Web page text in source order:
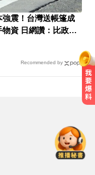
強震！台灣送帳篷成
物資 日網讚：比政府
Recommended by